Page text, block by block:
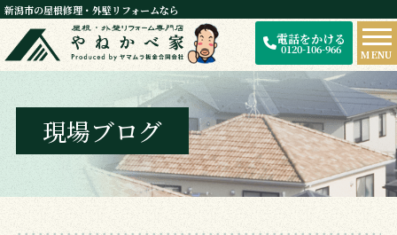
電話をかける
0120-106-966 MENU
新潟市の屋根修理・外壁リフォームなら
現場ブログ